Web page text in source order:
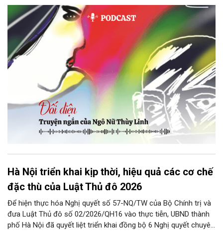
thì tiếp tục nhé! Chú Minh cầm tập bài viết đưa lại cho Thy. Cô
ngại ngùng đỡ lấy. Đây là lần thứ ba, loạt bài phóng sự của mình
bị Tổng biên tập kêu lên để trả lại...
Hà Nội triển khai kịp thời, hiệu quả các cơ chế
đặc thù của Luật Thủ đô 2026
Để hiện thực hóa Nghị quyết số 57-NQ/TW của Bộ Chính trị và
đưa Luật Thủ đô số 02/2026/QH16 vào thực tiễn, UBND thành
phố Hà Nội đã quyết liệt triển khai đồng bộ 6 Nghị quyết chuyên